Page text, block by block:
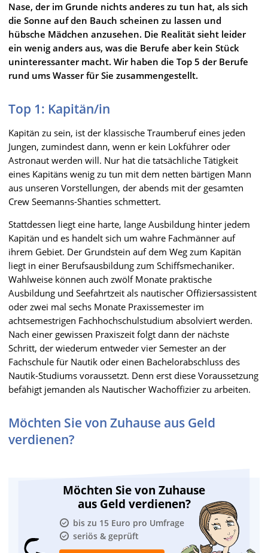
Nase, der im Grunde nichts anderes zu tun hat, als sich
die Sonne auf den Bauch scheinen zu lassen und
hübsche Mädchen anzusehen. Die Realität sieht leider
ein wenig anders aus, was die Berufe aber kein Stück
uninteressanter macht. Wir haben die Top 5 der Berufe
rund ums Wasser für Sie zusammengestellt.
Top 1: Kapitän/in
Kapitän zu sein, ist der klassische Traumberuf eines jeden
Jungen, zumindest dann, wenn er kein Lokführer oder
Astronaut werden will. Nur hat die tatsächliche Tätigkeit
eines Kapitäns wenig zu tun mit dem netten bärtigen Mann
aus unseren Vorstellungen, der abends mit der gesamten
Crew Seemanns-Shanties schmettert.
Stattdessen liegt eine harte, lange Ausbildung hinter jedem
Kapitän und es handelt sich um wahre Fachmänner auf
ihrem Gebiet. Der Grundstein auf dem Weg zum Kapitän
liegt in einer Berufsausbildung zum Schiffsmechaniker.
Wahlweise können auch zwölf Monate praktische
Ausbildung und Seefahrtzeit als nautischer Offiziersassistent
oder zwei mal sechs Monate Praxissemester im
achtsemestrigen Fachhochschulstudium absolviert werden.
Nach einer gewissen Praxiszeit folgt dann der nächste
Schritt, der wiederum entweder vier Semester an der
Fachschule für Nautik oder einen Bachelorabschluss des
Nautik-Studiums voraussetzt. Denn erst diese Voraussetzung
befähigt jemanden als Nautischer Wachoffizier zu arbeiten.
Möchten Sie von Zuhause aus Geld
verdienen?
Möchten Sie von Zuhause
aus Geld verdienen?
bis zu 15 Euro pro Umfrage
seriös & geprüft